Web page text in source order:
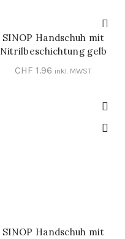
IN DEN WARENKORB
SINOP Handschuh mit
Nitrilbeschichtung gelb
Grösse 10
CHF 1.96 inkl. MWST
IN DEN WARENKORB
SINOP Handschuh mit